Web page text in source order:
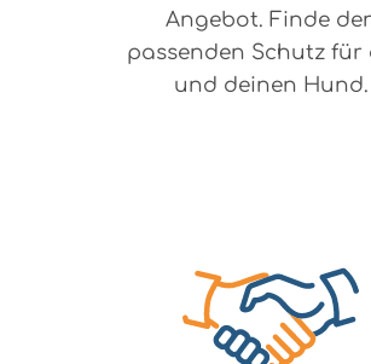
Angebot. Finde
passenden Schutz für
und deinen Hund.